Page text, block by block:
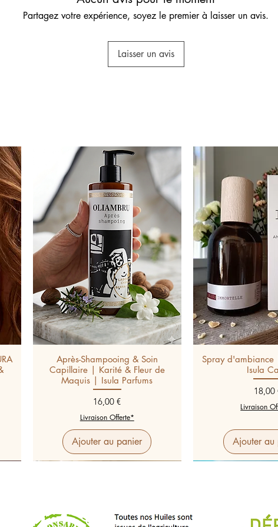
Partagez votre expérience, soyez le premier à laisser un avis.
Laisser un avis
Après-Shampooing & Soin
Capillaire | Karité & Fleur de
Maquis | Isula Parfums
Prix
16,00 €
Livraison Offerte*
Ajouter au panier
Spray
Isula
Prix
18,00
Livraison
Ajouter au